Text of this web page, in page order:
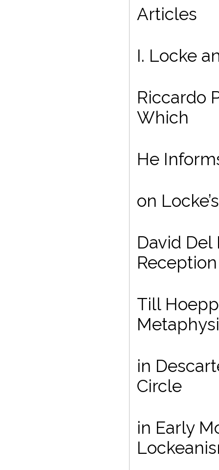
Articles
I. Locke
Riccardo
Which
He
on
David Del
Till
in
Circle
in Early